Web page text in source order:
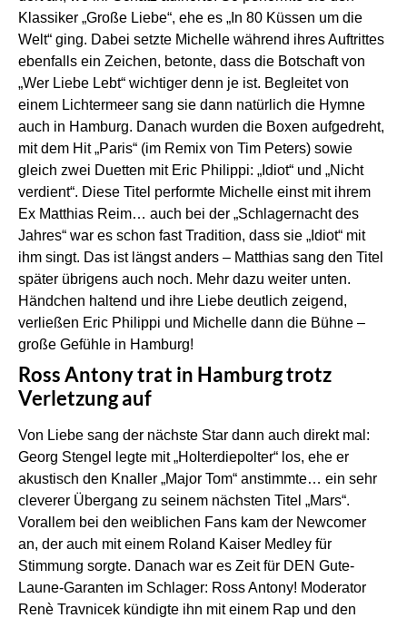
Klassiker „Große Liebe“, ehe es „In 80 Küssen um die
Welt“ ging. Dabei setzte Michelle während ihres Auftrittes
ebenfalls ein Zeichen, betonte, dass die Botschaft von
„Wer Liebe Lebt“ wichtiger denn je ist. Begleitet von
einem Lichtermeer sang sie dann natürlich die Hymne
auch in Hamburg. Danach wurden die Boxen aufgedreht,
mit dem Hit „Paris“ (im Remix von Tim Peters) sowie
gleich zwei Duetten mit Eric Philippi: „Idiot“ und „Nicht
verdient“. Diese Titel performte Michelle einst mit ihrem
Ex Matthias Reim… auch bei der „Schlagernacht des
Jahres“ war es schon fast Tradition, dass sie „Idiot“ mit
ihm singt. Das ist längst anders – Matthias sang den Titel
später übrigens auch noch. Mehr dazu weiter unten.
Händchen haltend und ihre Liebe deutlich zeigend,
verließen Eric Philippi und Michelle dann die Bühne –
große Gefühle in Hamburg!
Ross Antony trat in Hamburg trotz
Verletzung auf
Von Liebe sang der nächste Star dann auch direkt mal:
Georg Stengel legte mit „Holterdiepolter“ los, ehe er
akustisch den Knaller „Major Tom“ anstimmte… ein sehr
cleverer Übergang zu seinem nächsten Titel „Mars“.
Vorallem bei den weiblichen Fans kam der Newcomer
an, der auch mit einem Roland Kaiser Medley für
Stimmung sorgte. Danach war es Zeit für DEN Gute-
Laune-Garanten im Schlager: Ross Antony! Moderator
Renè Travnicek kündigte ihn mit einem Rap und den